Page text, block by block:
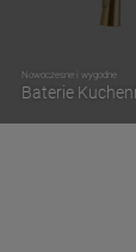
Nowoczesne i wygodne
Baterie